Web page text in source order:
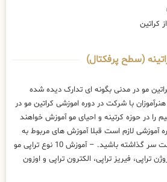
کراتین
کراتینه (سطح پرفکتال)
مو در مدنی بگونه ای تدارک دیده شده
با شرکت در دوره اموزشی کراتین مو در
را در حوزه کرتینه و احیای مو آموزش خواهند
آموزشی لازم است قبلا آموزش های مربوط به
سطح تخصصی و توکن را پشت سر گذاشته باشید. – آموزش 10 نوع تراپی مو
تراپی، فیریز تراپی، الکترون تراپی و اوزون